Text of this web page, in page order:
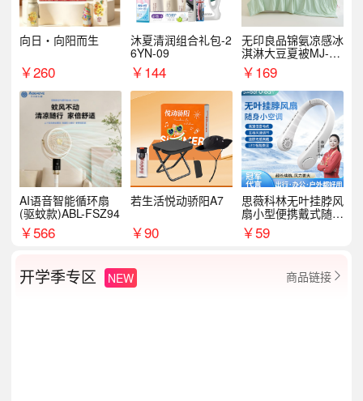
向日・向阳而生
￥260
沐夏清润组合礼包-2
6YN-09
￥144
无印良品锦氨凉感冰
淇淋大豆夏被MJ-B2
025-0193
￥169
AI语音智能循环扇
(驱蚊款)ABL-FSZ94
￥566
若生活悦动骄阳A7
￥90
思薇科林无叶挂脖风
扇小型便携戴式随身
挂脖子降温神器
￥59
开学季专区 NEW 商品链接 